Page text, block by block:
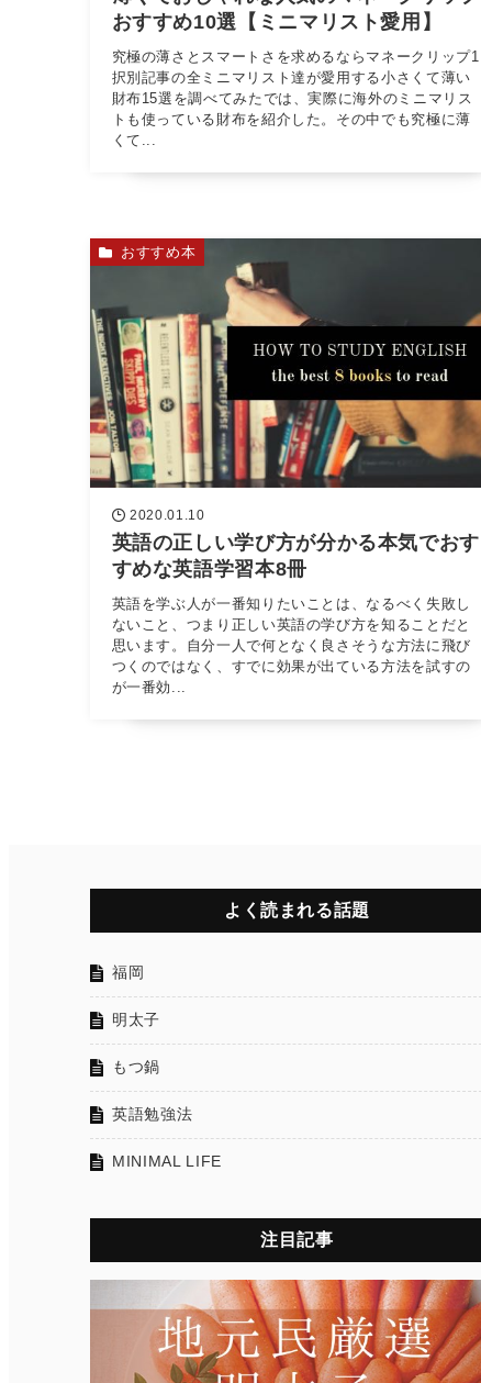
おすすめ10選【ミニマリスト愛用】
究極の薄さとスマートさを求めるならマネークリップ1
択別記事の全ミニマリスト達が愛用する小さくて薄い
財布15選を調べてみたでは、実際に海外のミニマリス
トも使っている財布を紹介した。その中でも究極に薄
くて...
2020.01.10
英語の正しい学び方が分かる本気でおす
すめな英語学習本8冊
英語を学ぶ人が一番知りたいことは、なるべく失敗し
ないこと、つまり正しい英語の学び方を知ることだと
思います。自分一人で何となく良さそうな方法に飛び
つくのではなく、すでに効果が出ている方法を試すの
が一番効...
おすすめ本
よく読まれる話題
福岡
明太子
もつ鍋
英語勉強法
MINIMAL LIFE
注目記事